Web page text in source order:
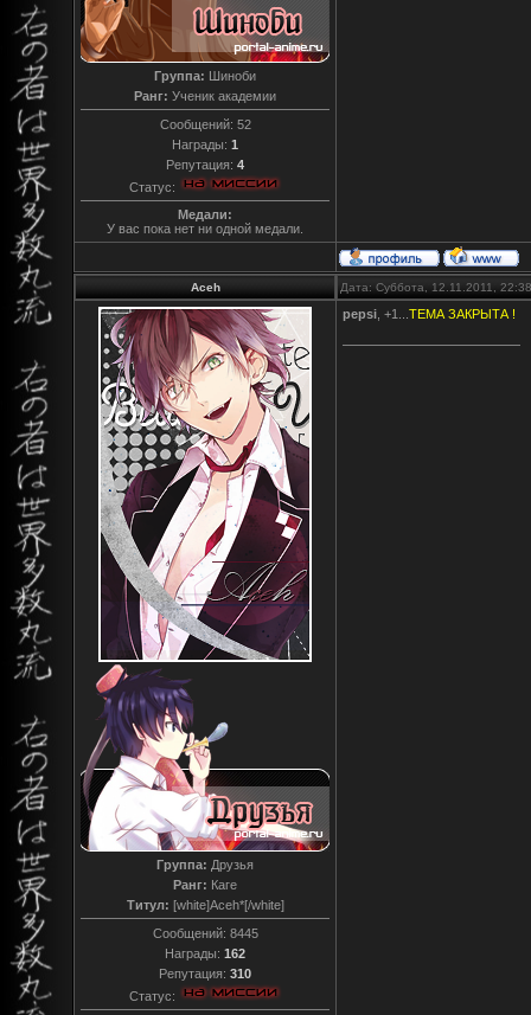
Группа: Шиноби
Ранг: Ученик академии
Сообщений: 52
Награды: 1
Репутация: 4
Статус:
Медали:
У вас пока нет ни одной медали.
Aceh Дата: Суббота, 12.11.2011,
Группа: Друзья
Ранг: Каге
Титул: [white]Aceh*[/white]
Сообщений: 8445
Награды: 162
Репутация: 310
Статус:
pepsi , +1... ТЕМА ЗАКРЫТА !